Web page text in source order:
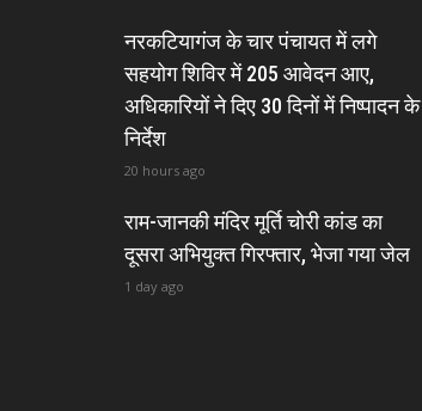
नरकटियागंज के चार पंचायत में लगे
सहयोग शिविर में 205 आवेदन आए,
अधिकारियों ने दिए 30 दिनों में निष्पादन के
निर्देश
20 hours ago
राम-जानकी मंदिर मूर्ति चोरी कांड का
दूसरा अभियुक्त गिरफ्तार, भेजा गया जेल
1 day ago